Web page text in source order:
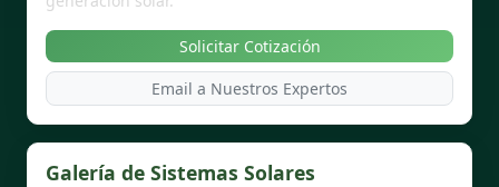
Solicitar Cotización
Email a Nuestros Expertos
Galería de Sistemas Solares